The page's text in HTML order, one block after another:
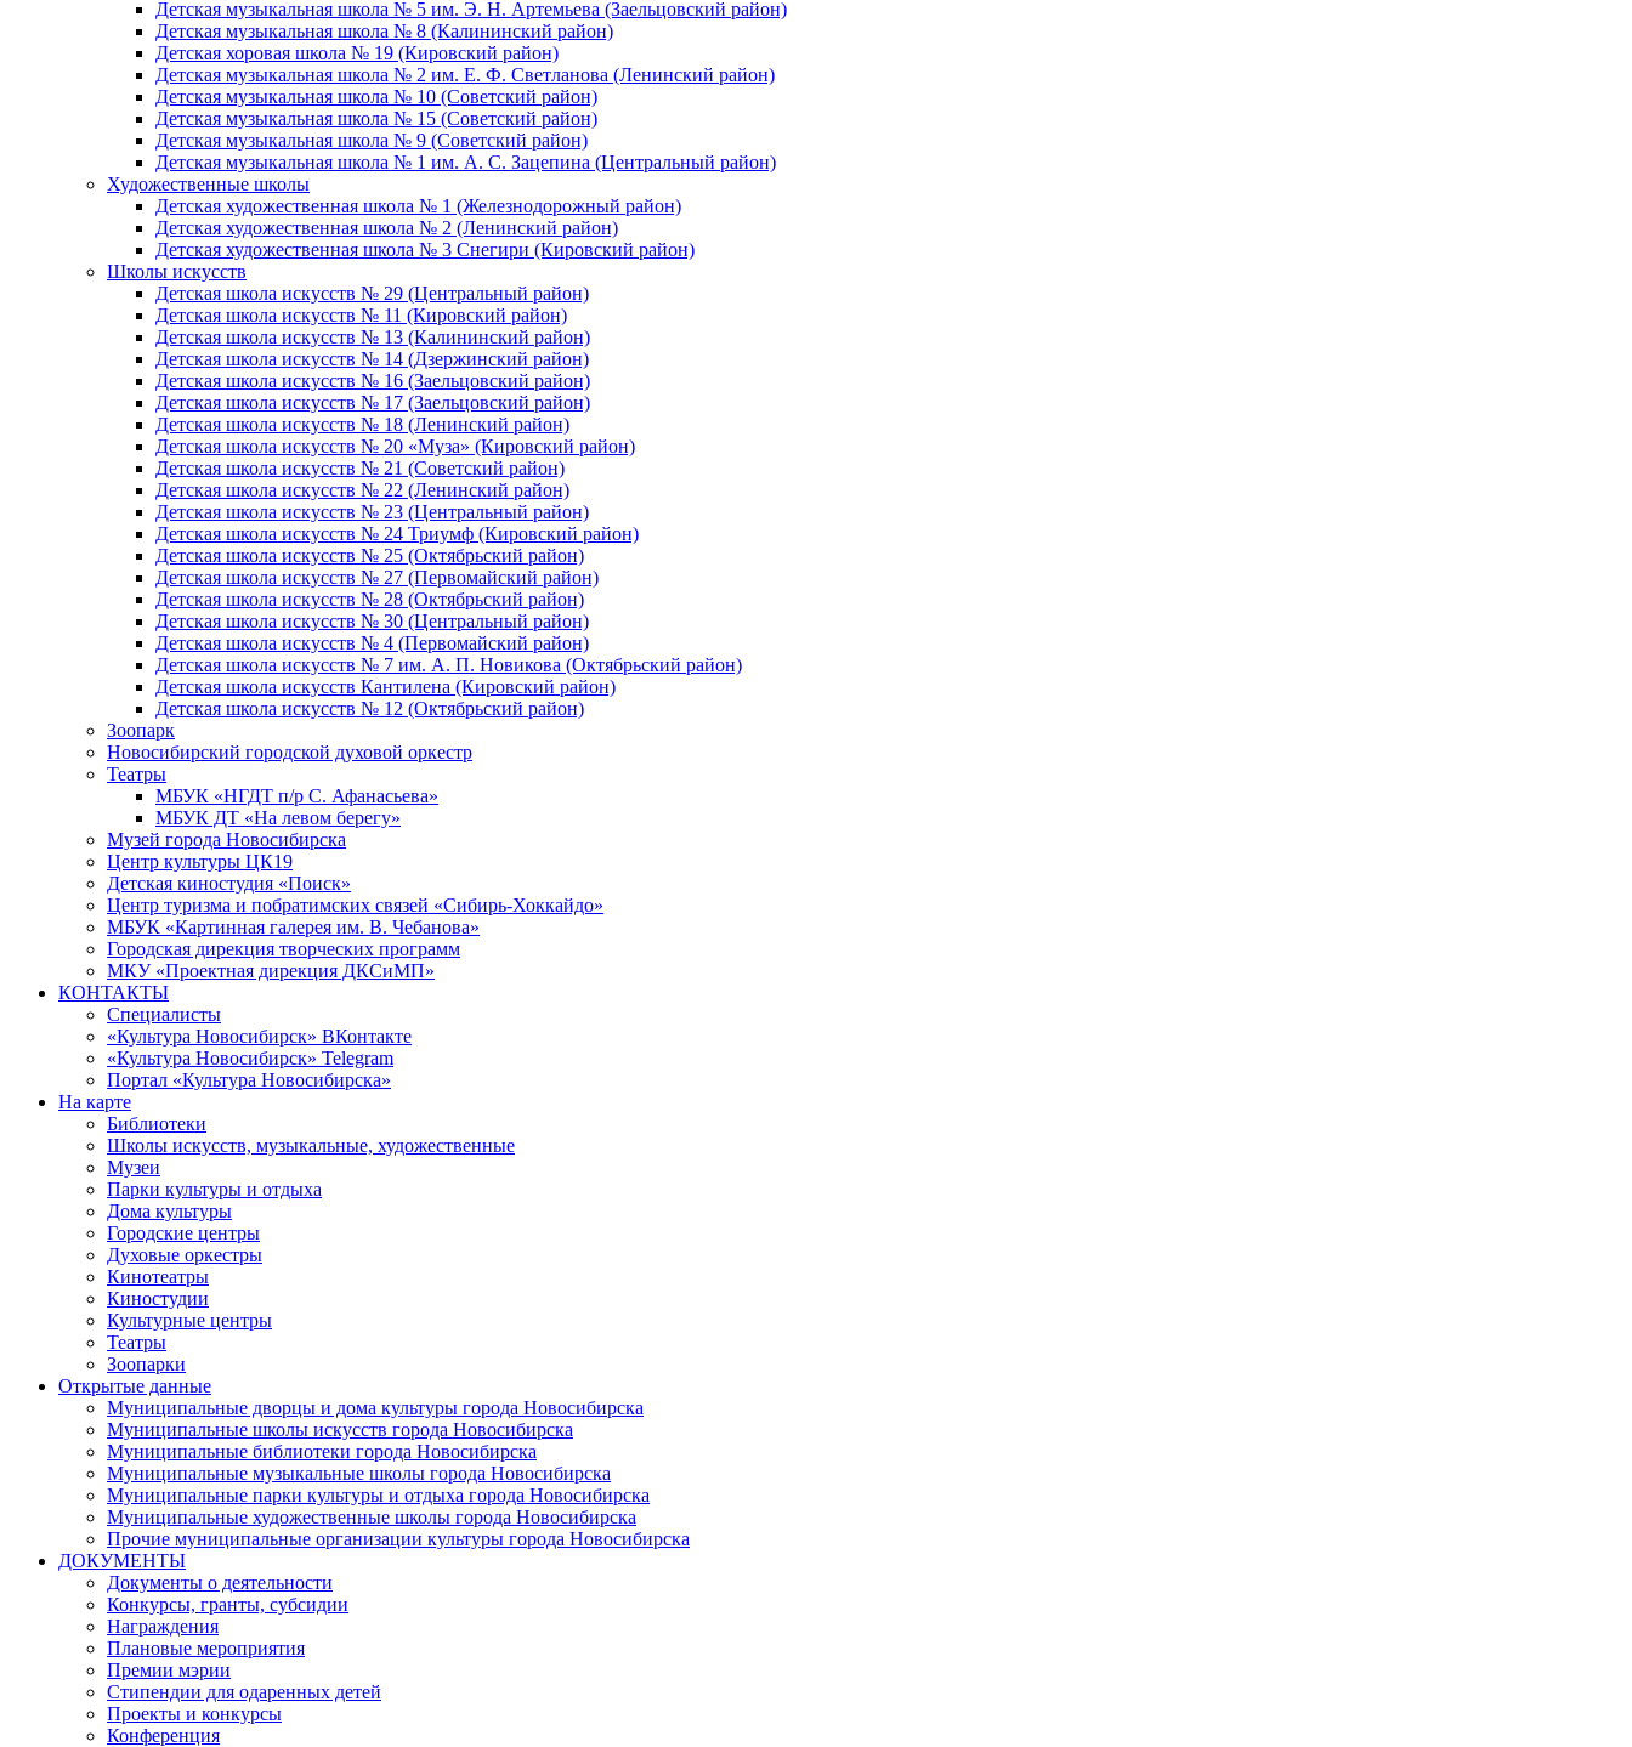
Детская музыкальная школа № 5 им. Э. Н. Артемьева (Заельцовский район)
Детская музыкальная школа № 8 (Калининский район)
Детская хоровая школа № 19 (Кировский район)
Детская музыкальная школа № 2 им. Е. Ф. Светланова (Ленинский район)
Детская музыкальная школа № 10 (Советский район)
Детская музыкальная школа № 15 (Советский район)
Детская музыкальная школа № 9 (Советский район)
Детская музыкальная школа № 1 им. А. С. Зацепина (Центральный район)
Художественные школы
Детская художественная школа № 1 (Железнодорожный район)
Детская художественная школа № 2 (Ленинский район)
Детская художественная школа № 3 Снегири (Кировский район)
Школы искусств
Детская школа искусств № 29 (Центральный район)
Детская школа искусств № 11 (Кировский район)
Детская школа искусств № 13 (Калининский район)
Детская школа искусств № 14 (Дзержинский район)
Детская школа искусств № 16 (Заельцовский район)
Детская школа искусств № 17 (Заельцовский район)
Детская школа искусств № 18 (Ленинский район)
Детская школа искусств № 20 «Муза» (Кировский район)
Детская школа искусств № 21 (Советский район)
Детская школа искусств № 22 (Ленинский район)
Детская школа искусств № 23 (Центральный район)
Детская школа искусств № 24 Триумф (Кировский район)
Детская школа искусств № 25 (Октябрьский район)
Детская школа искусств № 27 (Первомайский район)
Детская школа искусств № 28 (Октябрьский район)
Детская школа искусств № 30 (Центральный район)
Детская школа искусств № 4 (Первомайский район)
Детская школа искусств № 7 им. А. П. Новикова (Октябрьский район)
Детская школа искусств Кантилена (Кировский район)
Детская школа искусств № 12 (Октябрьский район)
Зоопарк
Новосибирский городской духовой оркестр
Театры
МБУК «НГДТ п/р С. Афанасьева»
МБУК ДТ «На левом берегу»
Музей города Новосибирска
Центр культуры ЦК19
Детская киностудия «Поиск»
Центр туризма и побратимских связей «Сибирь-Хоккайдо»
МБУК «Картинная галерея им. В. Чебанова»
Городская дирекция творческих программ
МКУ «Проектная дирекция ДКСиМП»
КОНТАКТЫ
Специалисты
«Культура Новосибирск» ВКонтакте
«Культура Новосибирск» Telegram
Портал «Культура Новосибирска»
На карте
Библиотеки
Школы искусств, музыкальные, художественные
Музеи
Парки культуры и отдыха
Дома культуры
Городские центры
Духовые оркестры
Кинотеатры
Киностудии
Культурные центры
Театры
Зоопарки
Открытые данные
Муниципальные дворцы и дома культуры города Новосибирска
Муниципальные школы искусств города Новосибирска
Муниципальные библиотеки города Новосибирска
Муниципальные музыкальные школы города Новосибирска
Муниципальные парки культуры и отдыха города Новосибирска
Муниципальные художественные школы города Новосибирска
Прочие муниципальные организации культуры города Новосибирска
ДОКУМЕНТЫ
Документы о деятельности
Конкурсы, гранты, субсидии
Награждения
Плановые мероприятия
Премии мэрии
Стипендии для одаренных детей
Проекты и конкурсы
Конференция